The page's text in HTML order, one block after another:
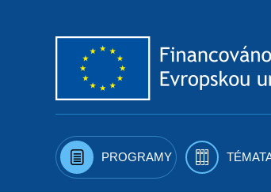
PROGRAMY